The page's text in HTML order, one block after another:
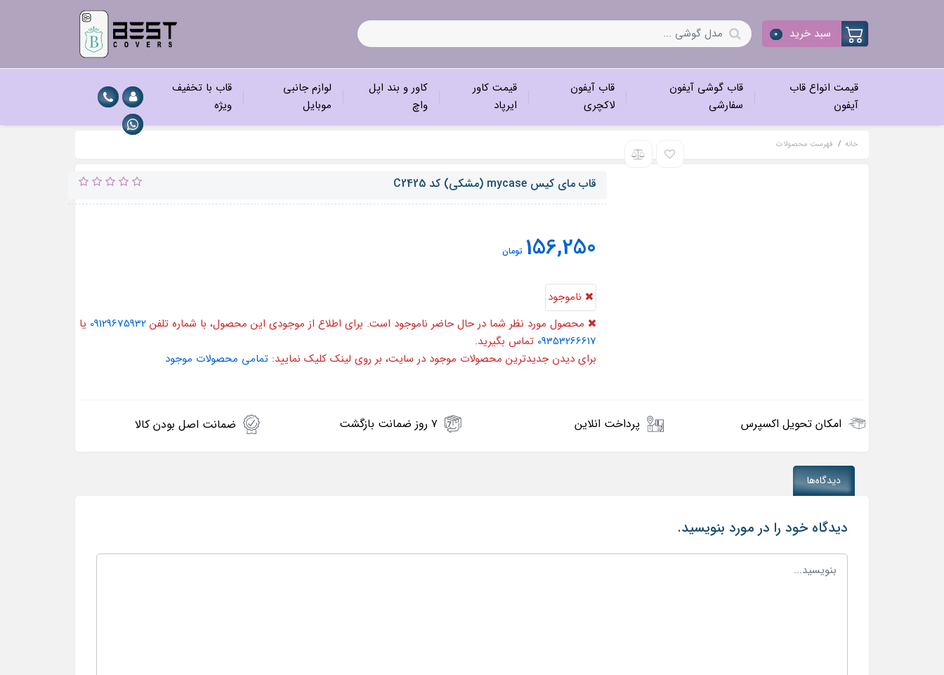
سبد خرید 0
قیمت انواع قاب
آیفون
قاب گوشی آیفون
سفارشی
قاب آیفون
لاکچری
قیمت کاور
ایرپاد
کاور و بند اپل
واچ
لوازم جانبی
موبایل
قاب با تخفیف
ویژه
خانه فهرست محصولات
قاب مای کیس mycase (مشکی) کد C2425
156,250 تومان
ناموجود
محصول مورد نظر شما در حال حاضر ناموجود است. برای اطلاع از موجودی این محصول، با شماره تلفن09129675932 یا
09353266617 تماس بگیرید.
برای دیدن جدیدترین محصولات موجود در سایت، بر روی لینک کلیک نمایید:تمامی محصولات موجود
امکان تحویل اکسپرس پرداخت انلاین ۷ روز ضمانت بازگشت ضمانت اصل بودن کالا
دیدگاه‌ها
دیدگاه خود را در مورد بنویسید.